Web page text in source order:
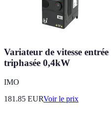
Variateur de vitesse
triphasée 0,4kW
IMO
181.85 EURVoir le prix